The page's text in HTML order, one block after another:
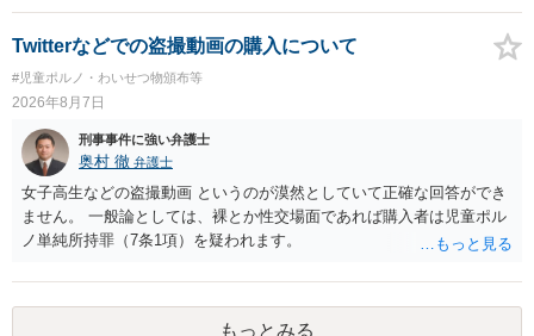
いた場合、故意だと判定されやすいのでしょうか？ お伺いする限り、
故意があると判断されることは無いかと思います。 ②逮捕、呼び出し
捕、呼び出しされる可能性はどれほどでしょうか？ 誤って当たってし
まっただけであり、さらにその場で女性等のアクションが無かったこ
とからすると、この後に呼び出される可能性は極めて低いと思いま
す。 ③逮捕呼び出しまでの期間 大体どれほどの期間逮捕呼び出しの可
能性があると考えれば良いのでしょうか？ 逮捕や呼び出しの可能性は
極めて低いと思います。 連絡が来ることはないでしょう。
Twitterなどでの盗撮動画の購入について
#児童ポルノ・わいせつ物頒布等
2026年8月7日
刑事事件に強い弁護士
奥村 徹 弁護士
女子高生などの盗撮動画 というのが漠然としていて正確な回答ができ
ません。 一般論としては、裸とか性交場面であれば購入者は児童ポル
ノ単純所持罪（7条1項）を疑われます。
もっとみる